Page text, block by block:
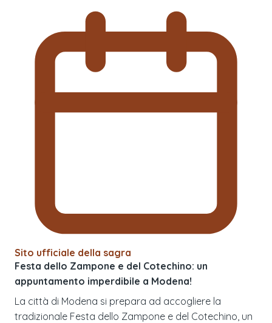
Sito ufficiale della sagra
Festa dello Zampone e del Cotechino: un
appuntamento imperdibile a Modena!
La città di Modena si prepara ad accogliere la
tradizionale Festa dello Zampone e del Cotechino, un